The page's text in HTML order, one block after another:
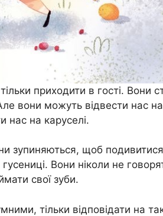
приходити в гості. Вони
вони можуть відвести нас
нас на каруселі.
зупиняються, щоб подивитися
Вони ніколи не
свої зуби.
тільки відповідати на